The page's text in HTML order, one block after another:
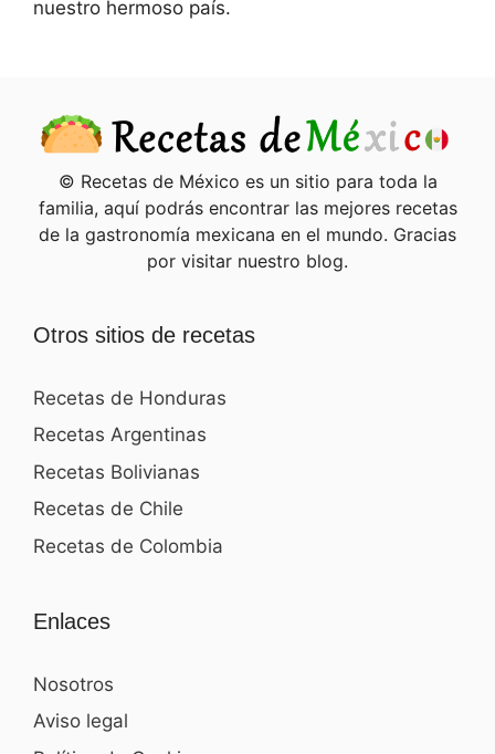
nuestro hermoso país.
© Recetas de México es un sitio para toda la
familia, aquí podrás encontrar las mejores recetas
de la gastronomía mexicana en el mundo. Gracias
por visitar nuestro blog.
Otros sitios de recetas
Recetas de Honduras
Recetas Argentinas
Recetas Bolivianas
Recetas de Chile
Recetas de Colombia
Enlaces
Nosotros
Aviso legal